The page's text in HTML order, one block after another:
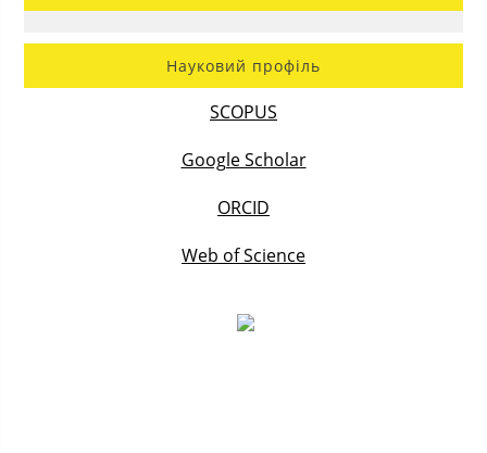
Науковий профіль
SCOPUS
Google Scholar
ORCID
Web of Science